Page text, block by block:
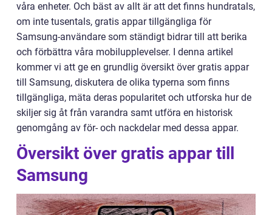
våra enheter. Och bäst av allt är att det finns hundratals,
om inte tusentals, gratis appar tillgängliga för
Samsung-användare som ständigt bidrar till att berika
och förbättra våra mobilupplevelser. I denna artikel
kommer vi att ge en grundlig översikt över gratis appar
till Samsung, diskutera de olika typerna som finns
tillgängliga, mäta deras popularitet och utforska hur de
skiljer sig åt från varandra samt utföra en historisk
genomgång av för- och nackdelar med dessa appar.
Översikt över gratis appar till
Samsung